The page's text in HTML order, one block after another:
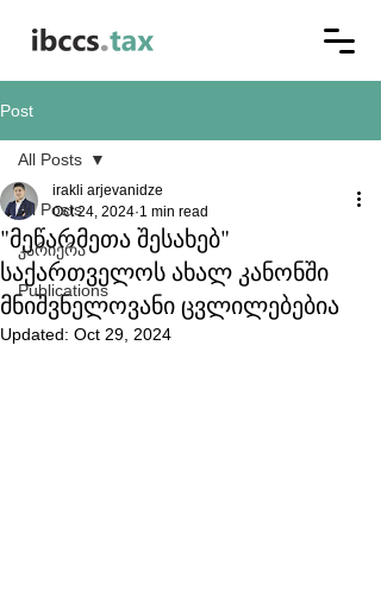
Post
All Posts
კარიერა
Publications
All Posts
"მეწარმეთა შესახებ"
საქართველოს ახალ კანონში
მნიშვნელოვანი ცვლილებებია
irakli arjevanidze
Oct 24, 2024 1 min read
Updated: Oct 29, 2024